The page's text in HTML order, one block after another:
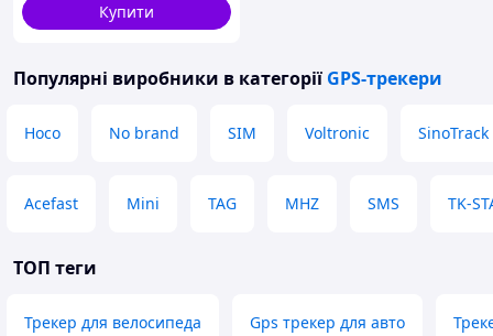
Купити
Популярні виробники в категорії GPS-трекери
Hoco No brand SIM Voltronic SinoTrack
Acefast Mini TAG MHZ SMS TK-
ТОП теги
Трекер для велосипеда Gps трекер для авто